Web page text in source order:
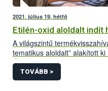
2021. július 19, hétfő
Etilén-oxid aloldalt indít
A világszintű
tematikus aloldalt” alakított
Élelmiszerlánc-biztonsági
frissülő felületre azok a
termékek kerülnek, amelyek
TOVÁBB >